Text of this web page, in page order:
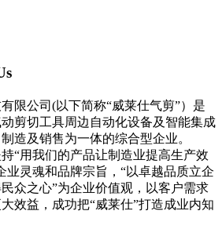
限公司(以下简称“威莱仕气剪”）是
剪切工具周边自动化设备及智能集成
造及销售为一体的综合型企业。
“用我们的产品让制造业提高生产效
业灵魂和品牌宗旨，“以卓越品质立企
众之心”为企业价值观，以客户需求
效益，成功把“威莱仕”打造成业内知